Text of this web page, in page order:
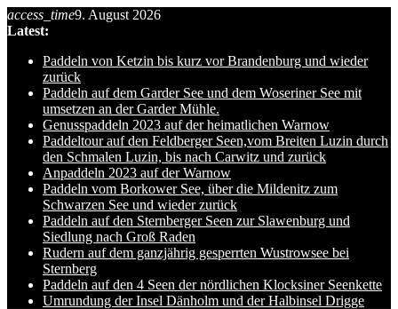
Skip
to
content
access_time9. August 2026
Latest:
Paddeln von Ketzin bis kurz vor Brandenburg und wieder
zurück
Paddeln auf dem Garder See und dem Woseriner See mit
umsetzen an der Garder Mühle.
Genusspaddeln 2023 auf der heimatlichen Warnow
Paddeltour auf den Feldberger Seen,vom Breiten Luzin durch
den Schmalen Luzin, bis nach Carwitz und zurück
Anpaddeln 2023 auf der Warnow
Paddeln vom Borkower See, über die Mildenitz zum
Schwarzen See und wieder zurück
Paddeln auf den Sternberger Seen zur Slawenburg und
Siedlung nach Groß Raden
Rudern auf dem ganzjährig gesperrten Wustrowsee bei
Sternberg
Paddeln auf den 4 Seen der nördlichen Klocksiner Seenkette
Umrundung der Insel Dänholm und der Halbinsel Drigge